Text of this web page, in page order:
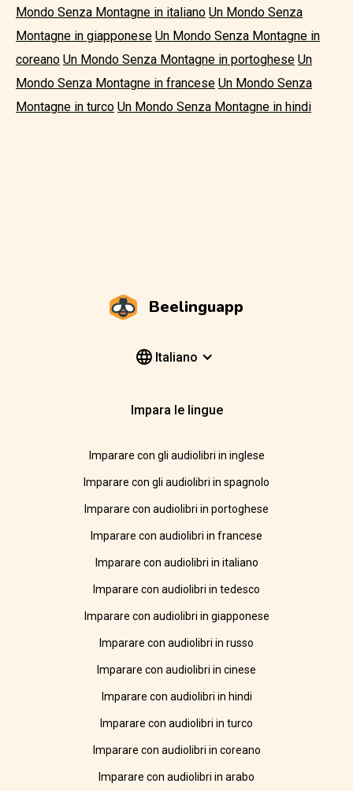
Mondo Senza Montagne in italiano Un Mondo Senza
Montagne in giapponese Un Mondo Senza Montagne in
coreano Un Mondo Senza Montagne in portoghese Un
Mondo Senza Montagne in francese Un Mondo Senza
Montagne in turco Un Mondo Senza Montagne in hindi
Beelinguapp
Italiano
Impara le lingue
Imparare con gli audiolibri in inglese
Imparare con gli audiolibri in spagnolo
Imparare con audiolibri in portoghese
Imparare con audiolibri in francese
Imparare con audiolibri in italiano
Imparare con audiolibri in tedesco
Imparare con audiolibri in giapponese
Imparare con audiolibri in russo
Imparare con audiolibri in cinese
Imparare con audiolibri in hindi
Imparare con audiolibri in turco
Imparare con audiolibri in coreano
Imparare con audiolibri in arabo